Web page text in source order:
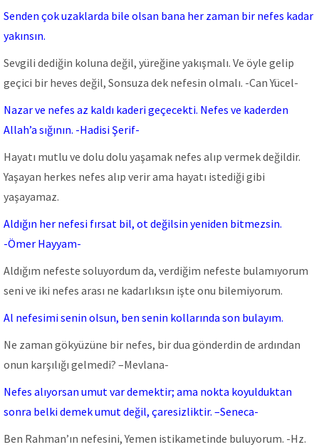
Senden çok uzaklarda bile olsan bana her zaman bir nefes kadar
yakınsın.
Sevgili dediğin koluna değil, yüreğine yakışmalı. Ve öyle gelip
geçici bir heves değil, Sonsuza dek nefesin olmalı. -Can Yücel-
Nazar ve nefes az kaldı kaderi geçecekti. Nefes ve kaderden
Allah’a sığının. -Hadisi Şerif-
Hayatı mutlu ve dolu dolu yaşamak nefes alıp vermek değildir.
Yaşayan herkes nefes alıp verir ama hayatı istediği gibi
yaşayamaz.
Aldığın her nefesi fırsat bil, ot değilsin yeniden bitmezsin.
-Ömer Hayyam-
Aldığım nefeste soluyordum da, verdiğim nefeste bulamıyorum
seni ve iki nefes arası ne kadarlıksın işte onu bilemiyorum.
Al nefesimi senin olsun, ben senin kollarında son bulayım.
Ne zaman gökyüzüne bir nefes, bir dua gönderdin de ardından
onun karşılığı gelmedi? –Mevlana-
Nefes alıyorsan umut var demektir; ama nokta koyulduktan
sonra belki demek umut değil, çaresizliktir. –Seneca-
Ben Rahman’ın nefesini, Yemen istikametinde buluyorum. -Hz.